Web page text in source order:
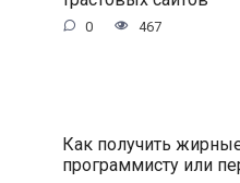
0 467
Как получить
программисту или